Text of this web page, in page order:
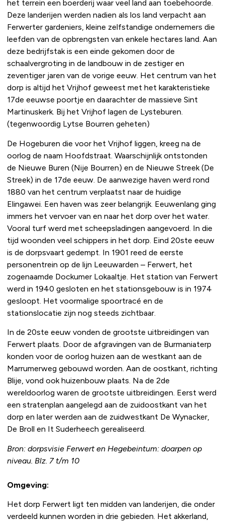
het terrein een boerderij waar veel land aan toebehoorde.
Deze landerijen werden nadien als los land verpacht aan
Ferwerter gardeniers, kleine zelfstandige ondernemers die
leefden van de opbrengsten van enkele hectares land. Aan
deze bedrijfstak is een einde gekomen door de
schaalvergroting in de landbouw in de zestiger en
zeventiger jaren van de vorige eeuw. Het centrum van het
dorp is altijd het Vrijhof geweest met het karakteristieke
17de eeuwse poortje en daarachter de massieve Sint
Martinuskerk. Bij het Vrijhof lagen de Lysteburen.
(tegenwoordig Lytse Bourren geheten)
De Hogeburen die voor het Vrijhof liggen, kreeg na de
oorlog de naam Hoofdstraat. Waarschijnlijk ontstonden
de Nieuwe Buren (Nije Bourren) en de Nieuwe Streek (De
Streek) in de 17de eeuw. De aanwezige haven werd rond
1880 van het centrum verplaatst naar de huidige
Elingawei. Een haven was zeer belangrijk. Eeuwenlang ging
immers het vervoer van en naar het dorp over het water.
Vooral turf werd met scheepsladingen aangevoerd. In die
tijd woonden veel schippers in het dorp. Eind 20ste eeuw
is de dorpsvaart gedempt. In 1901 reed de eerste
personentrein op de lijn Leeuwarden – Ferwert, het
zogenaamde Dockumer Lokaaltje. Het station van Ferwert
werd in 1940 gesloten en het stationsgebouw is in 1974
gesloopt. Het voormalige spoortracé en de
stationslocatie zijn nog steeds zichtbaar.
In de 20ste eeuw vonden de grootste uitbreidingen van
Ferwert plaats. Door de afgravingen van de Burmaniaterp
konden voor de oorlog huizen aan de westkant aan de
Marrumerweg gebouwd worden. Aan de oostkant, richting
Blije, vond ook huizenbouw plaats. Na de 2de
wereldoorlog waren de grootste uitbreidingen. Eerst werd
een stratenplan aangelegd aan de zuidoostkant van het
dorp en later werden aan de zuidwestkant De Wynacker,
De Broll en It Suderheech gerealiseerd.
Bron: dorpsvisie Ferwert en Hegebeintum: doarpen op
niveau. Blz. 7 t/m 10
Omgeving:
Het dorp Ferwert ligt ten midden van landerijen, die onder
verdeeld kunnen worden in drie gebieden. Het akkerland,